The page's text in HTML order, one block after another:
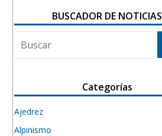
BUSCADOR DE NOTICIAS
Categorías
Ajedrez
Alpinismo